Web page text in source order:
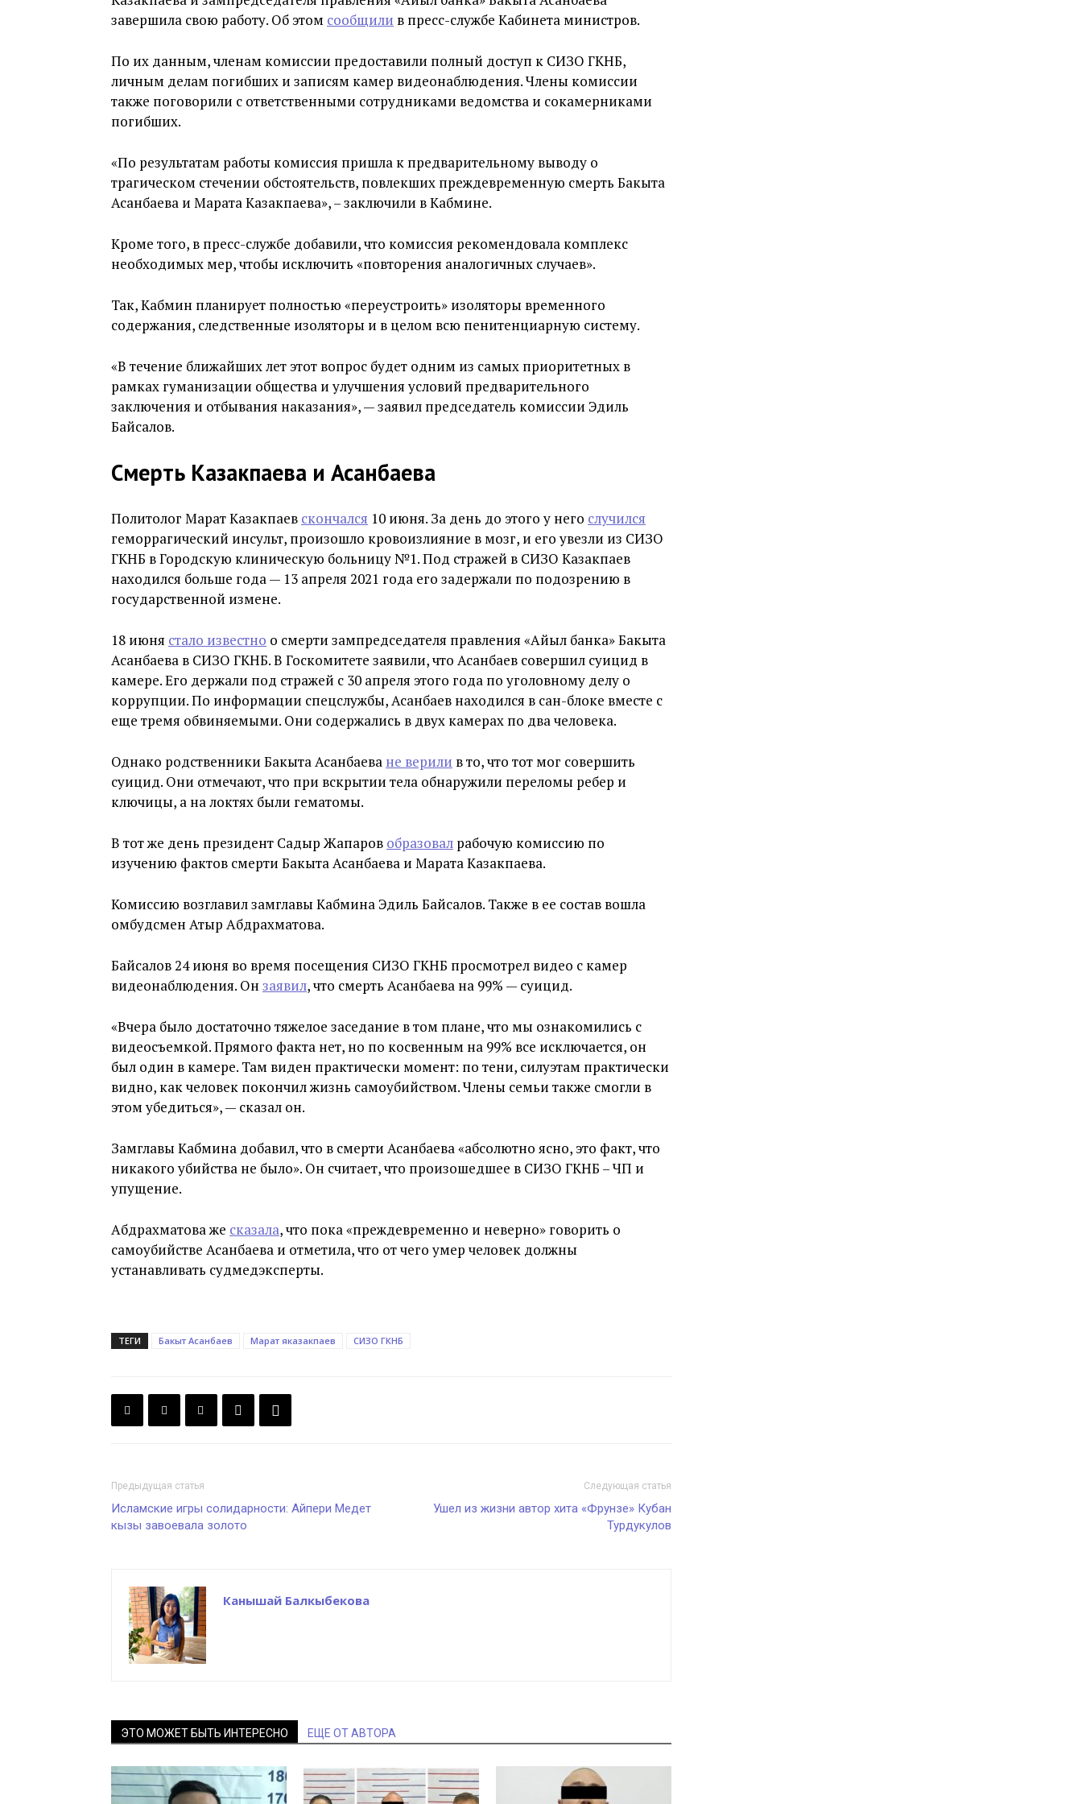
завершила свою работу. Об этом сообщили в пресс-службе Кабинета министров.
По их данным, членам комиссии предоставили полный доступ к СИЗО ГКНБ,
личным делам погибших и записям камер видеонаблюдения. Члены комиссии
также поговорили с ответственными сотрудниками ведомства и сокамерниками
погибших.
«По результатам работы комиссия пришла к предварительному выводу о
трагическом стечении обстоятельств, повлекших преждевременную смерть Бакыта
Асанбаева и Марата Казакпаева», – заключили в Кабмине.
Кроме того, в пресс-службе добавили, что комиссия рекомендовала комплекс
необходимых мер, чтобы исключить «повторения аналогичных случаев».
Так, Кабмин планирует полностью «переустроить» изоляторы временного
содержания, следственные изоляторы и в целом всю пенитенциарную систему.
«В течение ближайших лет этот вопрос будет одним из самых приоритетных в
рамках гуманизации общества и улучшения условий предварительного
заключения и отбывания наказания», — заявил председатель комиссии Эдиль
Байсалов.
Смерть Казакпаева и Асанбаева
Политолог Марат Казакпаев скончался 10 июня. За день до этого у него случился
геморрагический инсульт, произошло кровоизлияние в мозг, и его увезли из СИЗО
ГКНБ в Городскую клиническую больницу №1. Под стражей в СИЗО Казакпаев
находился больше года — 13 апреля 2021 года его задержали по подозрению в
государственной измене.
18 июня стало известно о смерти зампредседателя правления «Айыл банка» Бакыта
Асанбаева в СИЗО ГКНБ. В Госкомитете заявили, что Асанбаев совершил суицид в
камере. Его держали под стражей с 30 апреля этого года по уголовному делу о
коррупции. По информации спецслужбы, Асанбаев находился в сан-блоке вместе с
еще тремя обвиняемыми. Они содержались в двух камерах по два человека.
Однако родственники Бакыта Асанбаева не верили в то, что тот мог совершить
суицид. Они отмечают, что при вскрытии тела обнаружили переломы ребер и
ключицы, а на локтях были гематомы.
В тот же день президент Садыр Жапаров образовал рабочую комиссию по
изучению фактов смерти Бакыта Асанбаева и Марата Казакпаева.
Комиссию возглавил замглавы Кабмина Эдиль Байсалов. Также в ее состав вошла
омбудсмен Атыр Абдрахматова.
Байсалов 24 июня во время посещения СИЗО ГКНБ просмотрел видео с камер
видеонаблюдения. Он заявил, что смерть Асанбаева на 99% — суицид.
«Вчера было достаточно тяжелое заседание в том плане, что мы ознакомились с
видеосъемкой. Прямого факта нет, но по косвенным на 99% все исключается, он
был один в камере. Там виден практически момент: по тени, силуэтам практически
видно, как человек покончил жизнь самоубийством. Члены семьи также смогли в
этом убедиться», — сказал он.
Замглавы Кабмина добавил, что в смерти Асанбаева «абсолютно ясно, это факт, что
никакого убийства не было». Он считает, что произошедшее в СИЗО ГКНБ – ЧП и
упущение.
Абдрахматова же сказала, что пока «преждевременно и неверно» говорить о
самоубийстве Асанбаева и отметила, что от чего умер человек должны
устанавливать судмедэксперты.
ТЕГИ Бакыт Асанбаев Марат яказакпаев СИЗО ГКНБ
Предыдущая статья
Исламские игры солидарности: Айпери Медет
кызы завоевала золото
Следующая статья
Ушел из жизни автор хита «Фрунзе» Кубан
Турдукулов
Канышай Балкыбекова
ЭТО МОЖЕТ БЫТЬ ИНТЕРЕСНО ЕЩЕ ОТ АВТОРА